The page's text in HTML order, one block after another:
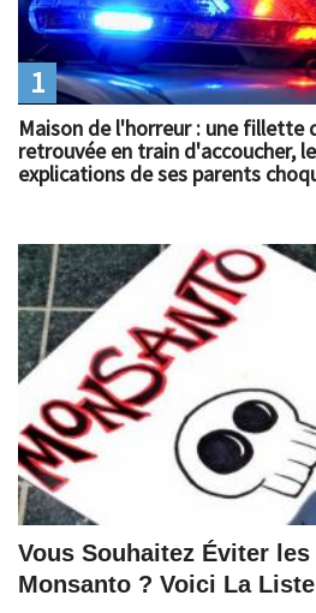
Maison de l'horreur : une fillette
retrouvée en train d'accoucher,
explications de ses parents
1
Vous Souhaitez Éviter
Monsanto ? Voici La